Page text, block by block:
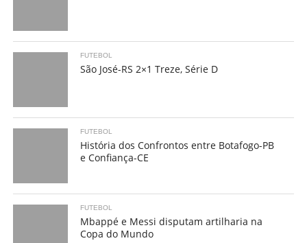
FUTEBOL
São José-RS 2×1 Treze, Série D
FUTEBOL
História dos Confrontos entre Botafogo-PB
e Confiança-CE
FUTEBOL
Mbappé e Messi disputam artilharia na
Copa do Mundo